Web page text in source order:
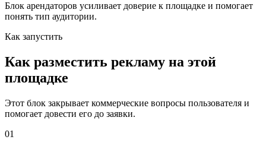
Блок арендаторов усиливает доверие к площадке и помогает
понять тип аудитории.
Как запустить
Как разместить рекламу на этой
площадке
Этот блок закрывает коммерческие вопросы пользователя и
помогает довести его до заявки.
01